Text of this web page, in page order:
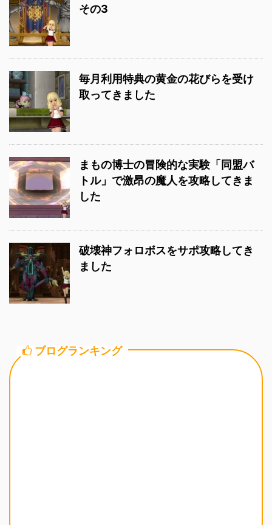
その3
毎月利用特典の黄金の花びらを受け
取ってきました
まもの博士の冒険的な実験「同盟バ
トル」で激昂の魔人を攻略してきま
した
破壊神フォロボスをサポ攻略してき
ました
ブログランキング